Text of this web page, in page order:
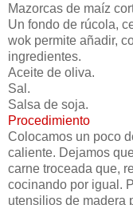
Mazorcas de maíz
Un fondo de rúcola,
wok permite añadir,
ingredientes.
Aceite de oliva.
Sal.
Salsa de soja.
Procedimiento
Colocamos un poco
caliente. Dejamos
carne troceada que,
cocinando por igual.
utensilios de madera